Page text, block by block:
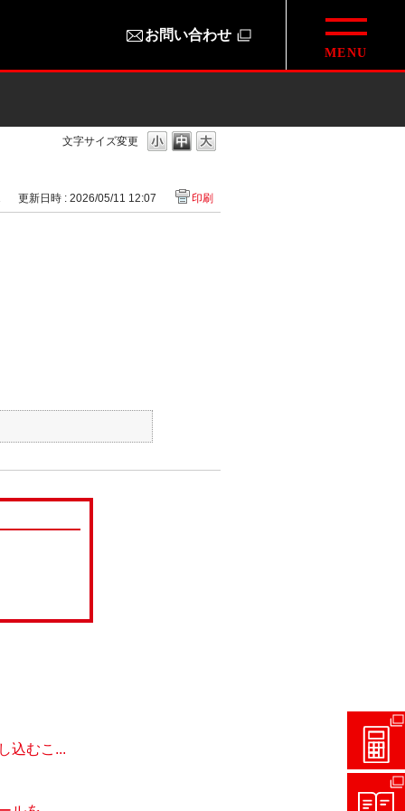
お問い合わせ
文字サイズ変更
更新日時 : 2026/05/11 12:07 印刷
込むこ...